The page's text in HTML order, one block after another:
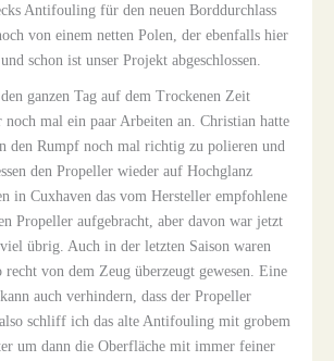
Antifouling für den neuen Borddurchlass
von einem netten Polen, der ebenfalls hier
schon ist unser Projekt abgeschlossen.
ganzen Tag auf dem Trockenen Zeit
mal ein paar Arbeiten an. Christian hatte
den Rumpf noch mal richtig zu polieren und
den Propeller wieder auf Hochglanz
in Cuxhaven das vom Hersteller empfohlene
Propeller aufgebracht, aber davon war jetzt
übrig. Auch in der letzten Saison waren
von dem Zeug überzeugt gewesen. Eine
auch verhindern, dass der Propeller
schliff ich das alte Antifouling mit grobem
um dann die Oberfläche mit immer feiner